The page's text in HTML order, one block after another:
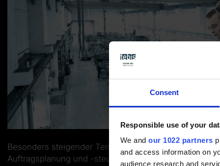
Consent
Responsible use of your
We and our 1022 partners
and access information on
audience research and
Besonders steigender Termindruck erfordert eine
Auftragsplanung und -steuerung. Aufbauend auf